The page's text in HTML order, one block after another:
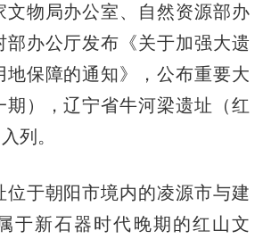
物局办公室、自然资源部办
部办公厅发布《关于加强大遗
地保障的通知》，公布重要大
期），辽宁省牛河梁遗址（红
列。
于朝阳市境内的凌源市与建
于新石器时代晚期的红山文